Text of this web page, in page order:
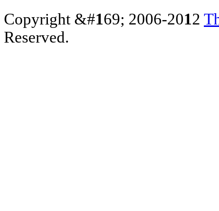
Copyright &#169; 2006-2012
Reserved.